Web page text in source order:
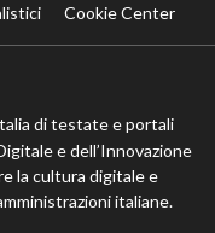
Cookie Center
di testate e portali
e dell’Innovazione
la cultura digitale e
italiane.